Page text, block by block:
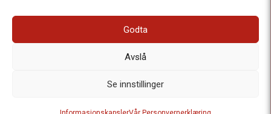
Godta
Avslå
Se innstillinger
: Postboks 1231 Vika, 0110 Oslo.
Organisasjonsnummer